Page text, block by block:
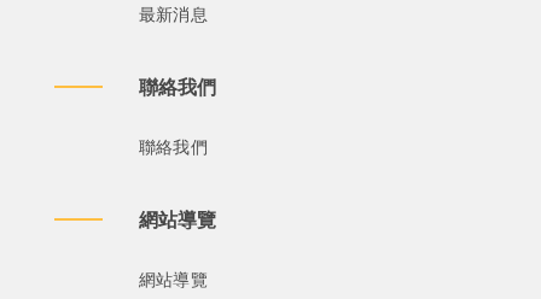
最新消息
聯絡我們
聯絡我們
網站導覽
網站導覽